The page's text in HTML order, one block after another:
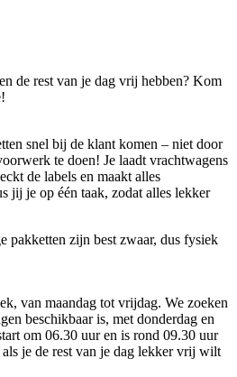
de rest van je dag vrij hebben? Kom
snel bij de klant komen – niet door
te doen! Je laadt vrachtwagens
de labels en maakt alles
jij je op één taak, zodat alles lekker
pakketten zijn best zwaar, dus fysiek
van maandag tot vrijdag. We zoeken
beschikbaar is, met donderdag en
om 06.30 uur en is rond 09.30 uur
je de rest van je dag lekker vrij wilt